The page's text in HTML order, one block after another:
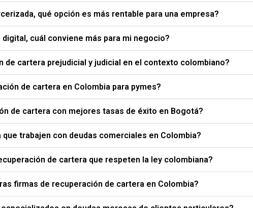
qué opción es más rentable para una empresa?
cuál conviene más para mi negocio?
de cartera prejudicial y judicial en el contexto colombiano?
de cartera en Colombia para pymes?
de cartera con mejores tasas de éxito en Bogotá?
trabajen con deudas comerciales en Colombia?
de cartera que respeten la ley colombiana?
firmas de recuperación de cartera en Colombia?